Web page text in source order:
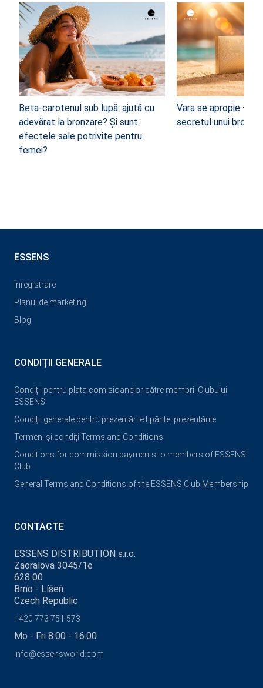
Beta-carotenul sub lupă: ajută cu
adevărat la bronzare? Și sunt
efectele sale potrivite pentru
femei?
Vara se apropie –
secretul unui bronz
ESSENS
Înregistrare
Planul de marketing
Blog
CONDIȚII GENERALE
Condiții pentru plata comisioanelor către membrii Clubului
ESSENS
Condiții generale pentru prezentările tipărite, prezentările
Termeni și condițiiTerms and Conditions
Conditions for commission payments to members of ESSENS
Club
General Terms and Conditions of the ESSENS Club Membership
CONTACTE
ESSENS DISTRIBUTION s.r.o.
Zaoralova 3045/1e
628 00
Brno - Líšeň
Czech Republic
+420 773 751 573
Mo - Fri 8:00 - 16:00
info@essensworld.com